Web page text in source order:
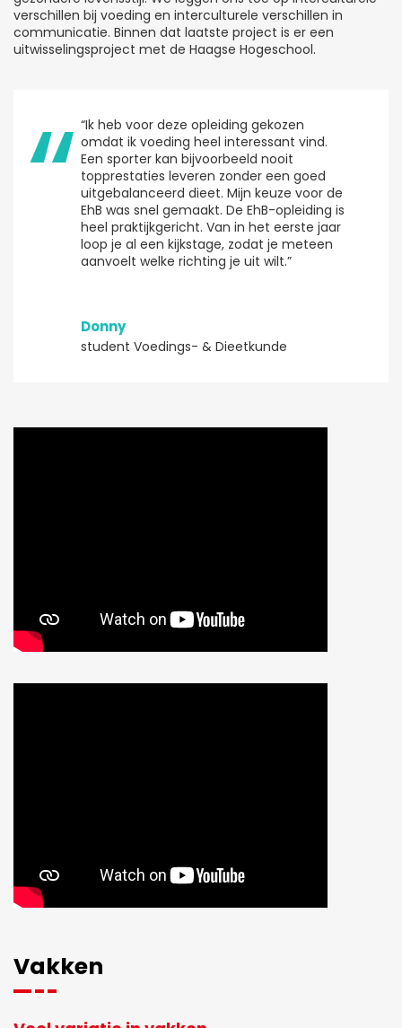
verschillen bij voeding en interculturele verschillen in
communicatie. Binnen dat laatste project is er een
uitwisselingsproject met de Haagse Hogeschool.
“Ik heb voor deze opleiding gekozen
omdat ik voeding heel interessant vind.
Een sporter kan bijvoorbeeld nooit
topprestaties leveren zonder een goed
uitgebalanceerd dieet. Mijn keuze voor de
EhB was snel gemaakt. De EhB-opleiding is
heel praktijkgericht. Van in het eerste jaar
loop je al een kijkstage, zodat je meteen
aanvoelt welke richting je uit wilt.”
Donny
student Voedings- & Dieetkunde
Vakken